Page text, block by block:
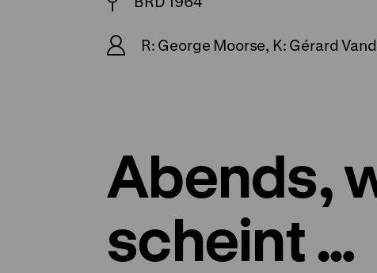
R: George Moorse, K: Gérard
Abends,
scheint …